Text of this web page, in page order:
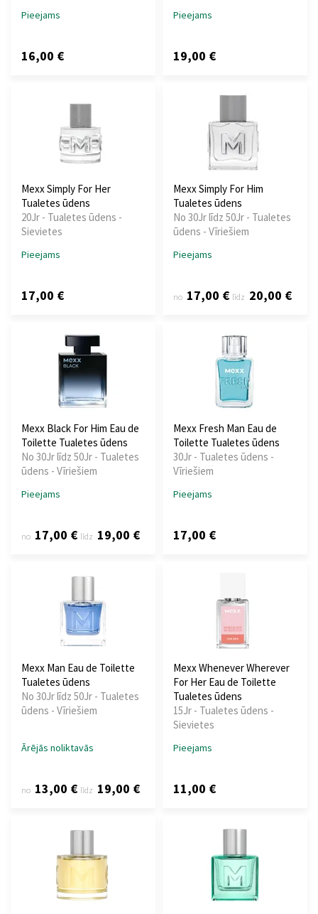
Pieejams
16,00 €
Pieejams
19,00 €
Mexx Simply For Her
Tualetes ūdens
20Jr - Tualetes ūdens -
Sievietes
Pieejams
17,00 €
Mexx Simply For Him
Tualetes ūdens
No 30Jr līdz 50Jr - Tualetes
ūdens - Vīriešiem
Pieejams
no 17,00 € līdz 20,00 €
Mexx Black For Him Eau de
Toilette Tualetes ūdens
No 30Jr līdz 50Jr - Tualetes
ūdens - Vīriešiem
Pieejams
no 17,00 € līdz 19,00 €
Mexx Fresh Man Eau de
Toilette Tualetes ūdens
30Jr - Tualetes ūdens -
Vīriešiem
Pieejams
17,00 €
Mexx Man Eau de Toilette
Tualetes ūdens
No 30Jr līdz 50Jr - Tualetes
ūdens - Vīriešiem
Ārējās noliktavās
no 13,00 € līdz 19,00 €
Mexx Whenever Wherever
For Her Eau de Toilette
Tualetes ūdens
15Jr - Tualetes ūdens -
Sievietes
Pieejams
11,00 €